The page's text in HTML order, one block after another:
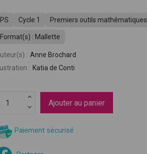
PS Cycle 1 Premiers outils mathématiques
Format(s) : Mallette
: Anne Brochard
: Katia de Conti
Ajouter au panier
Paiement sécurisé
pédagogiques !
des supports pédagogiques,
en classe ou bien une
nous sommes toujours à la